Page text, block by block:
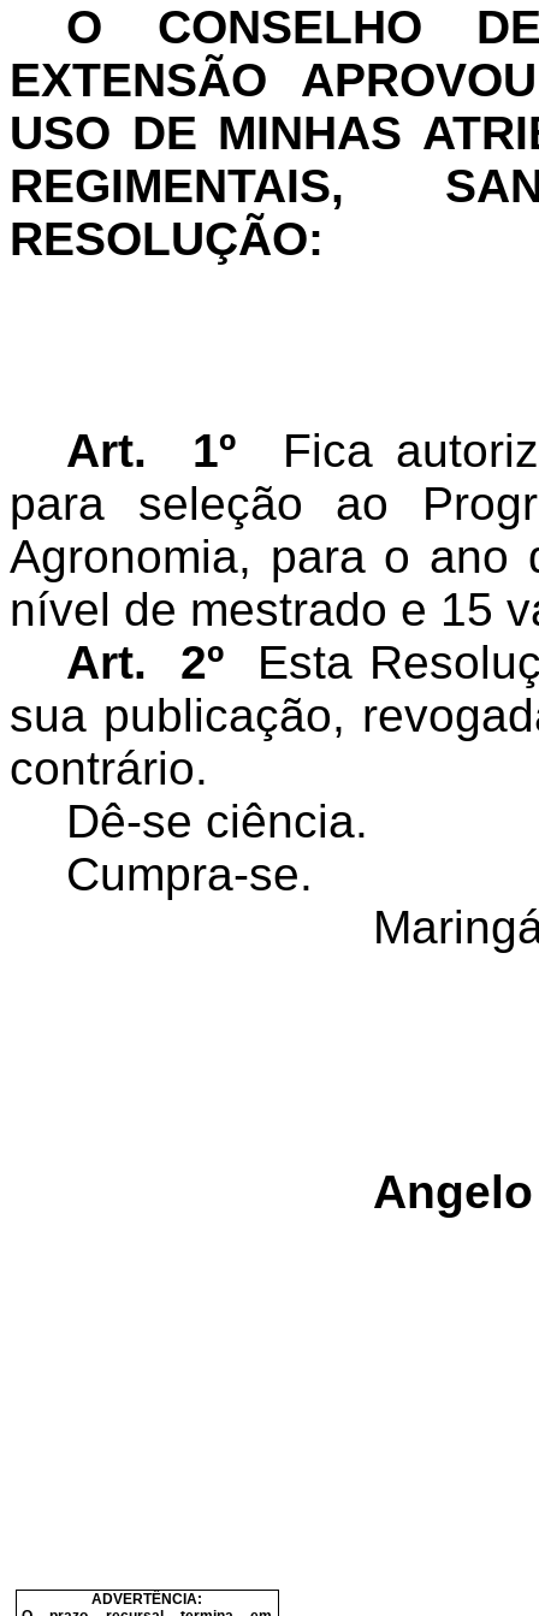
O CONSELHO
EXTENSÃO
USO DE MINHAS
REGIMENTAIS,
RESOLUÇÃO:
Art. 1º Fica
para seleção ao
Agronomia, para o ano
nível de mestrado e 15
Art. 2º Esta
sua publicação,
contrário.
Dê-se ciência.
Cumpra-se.
ADVERTÊNCIA: